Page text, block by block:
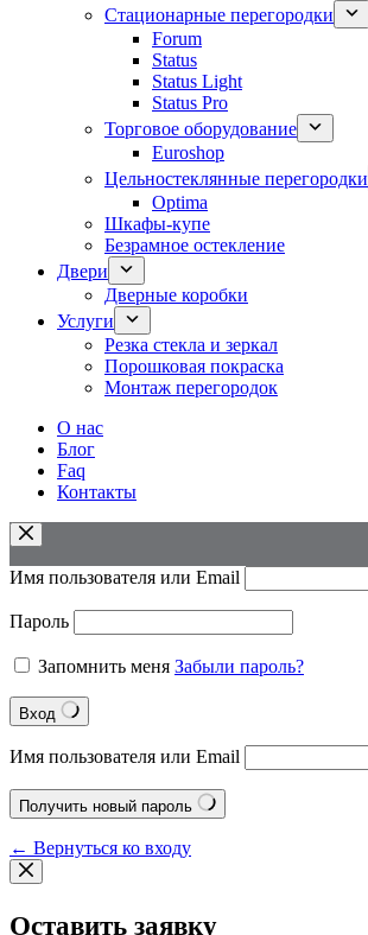
Стационарные перегородки
Forum
Status
Status Light
Status Pro
Торговое оборудование
Euroshop
Цельностеклянные перегородки
Optima
Шкафы-купе
Безрамное остекление
Двери
Дверные коробки
Услуги
Резка стекла и зеркал
Порошковая покраска
Монтаж перегородок
О нас
Блог
Faq
Контакты
Имя пользователя или Email
Пароль
Запомнить меня Забыли пароль?
Вход
Имя пользователя или Email
Получить новый пароль
← Вернуться ко входу
Оставить заявку